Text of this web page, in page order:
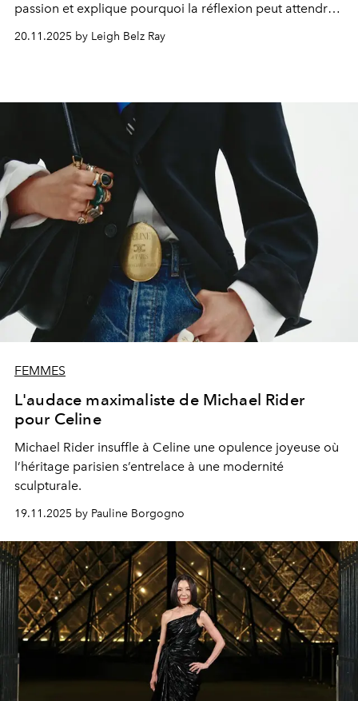
passion et explique pourquoi la réflexion peut attendre.
Elle avoue :
"C'est libérateur d'interpréter un
personnage qui dit : 'C'est mon désir, mon ambition, ma
20.11.2025 by Leigh Belz Ray
FEMMES
L'audace maximaliste de Michael Rider
pour Celine
Michael Rider insuffle à Celine une opulence joyeuse où
l’héritage parisien s’entrelace à une modernité
sculpturale.
19.11.2025 by Pauline Borgogno